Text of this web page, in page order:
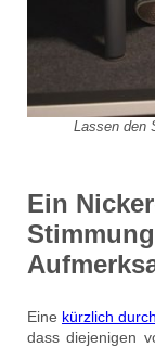
Lassen den
Ein
Eine kürzlich
dass diejenigen